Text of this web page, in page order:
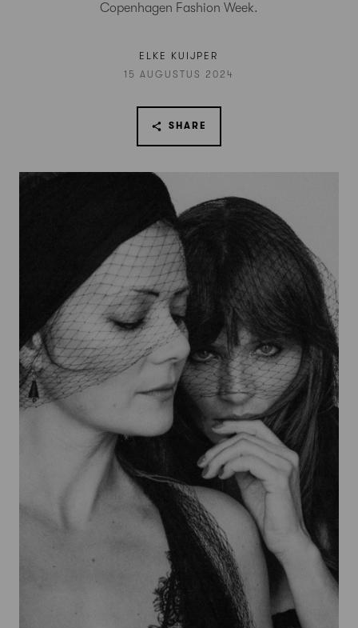
Copenhagen Fashion Week.
ELKE KUIJPER
15 AUGUSTUS 2024
SHARE